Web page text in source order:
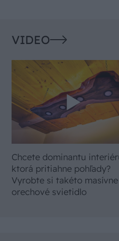
VIDEO
Chcete dominantu
ktorá pritiahne pohľady?
Vyrobte si takéto masívne
orechové svietidlo